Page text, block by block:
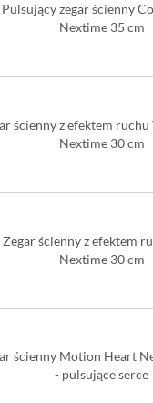
Pulsujący zegar ścienny
Nextime 35 cm
ścienny z efektem
Nextime 30 cm
Zegar ścienny z efektem
Nextime 30 cm
ścienny Motion Heart
- pulsujące serce